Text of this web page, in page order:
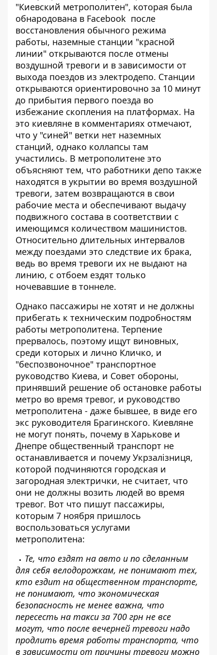
"Киевский метрополитен", которая была
обнародована в Facebook после
восстановления обычного режима
работы, наземные станции "красной
линии" открываются после отмены
воздушной тревоги и в зависимости от
выхода поездов из электродепо. Станции
открываются ориентировочно за 10 минут
до прибытия первого поезда во
избежание скопления на платформах. На
это киевляне в комментариях отмечают,
что у "синей" ветки нет наземных
станций, однако коллапсы там
участились. В метрополитене это
объясняют тем, что работники депо также
находятся в укрытии во время воздушной
тревоги, затем возвращаются в свои
рабочие места и обеспечивают выдачу
подвижного состава в соответствии с
имеющимся количеством машинистов.
Относительно длительных интервалов
между поездами это следствие их брака,
ведь во время тревоги их не выдают на
линию, с отбоем ездят только
ночевавшие в тоннеле.
Однако пассажиры не хотят и не должны
прибегать к техническим подробностям
работы метрополитена. Терпение
прервалось, поэтому ищут виновных,
среди которых и лично Кличко, и
"беспозвоночное" транспортное
руководство Киева, и Совет обороны,
принявший решение об остановке работы
метро во время тревог, и руководство
метрополитена - даже бывшее, в виде его
экс руководителя Брагинского. Киевляне
не могут понять, почему в Харькове и
Днепре общественный транспорт не
останавливается и почему Укрзалізниця,
которой подчиняются городская и
загородная электрички, не считает, что
они не должны возить людей во время
тревог. Вот что пишут пассажиры,
которым 7 ноября пришлось
воспользоваться услугами
метрополитена:
Те, что ездят на авто и по сделанным
для себя велодорожкам, не понимают тех,
кто ездит на общественном транспорте,
не понимают, что экономическая
безопасность не менее важна, что
пересесть на такси за 700 грн не все
могут, что после вечерней тревоги надо
продлить время работы транспорта, что
в зависимости от причины тревоги можно